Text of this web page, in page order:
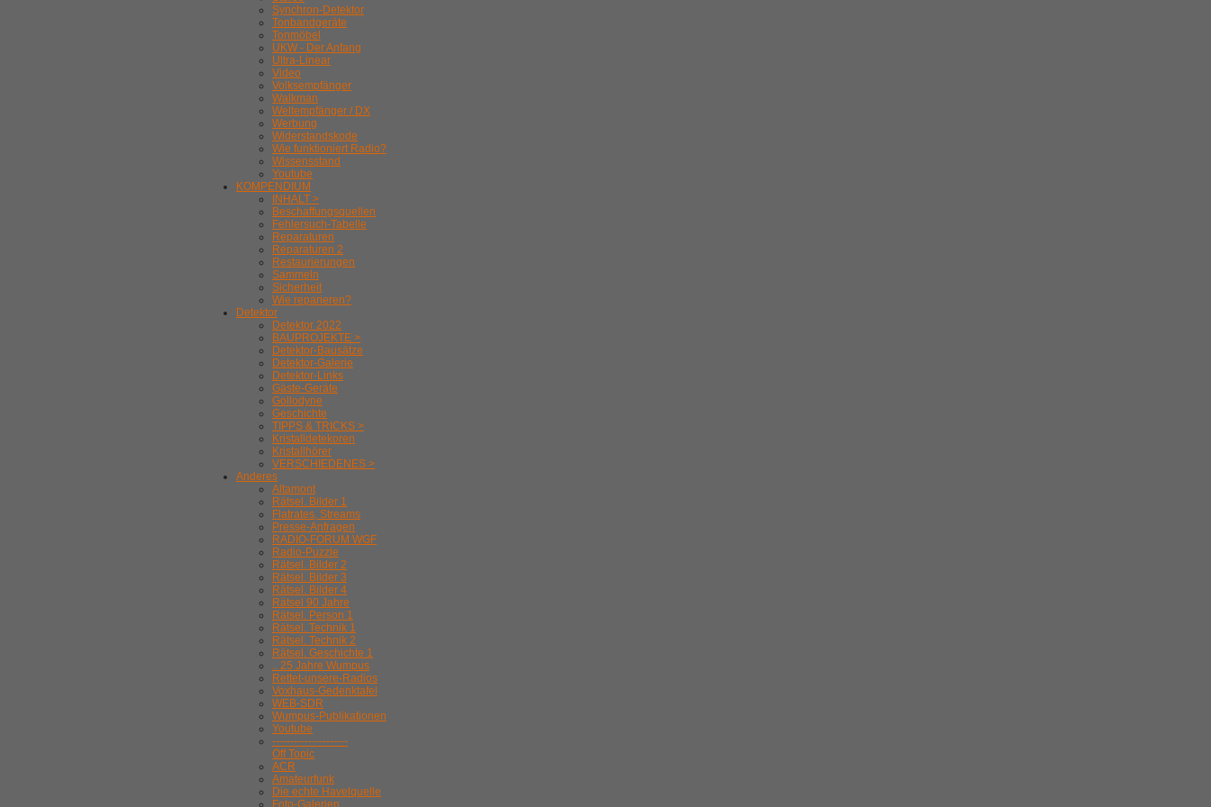
Synchron-Detektor
Tonbandgeräte
Tonmöbel
UKW - Der Anfang
Ultra-Linear
Video
Volksempfänger
Walkman
Weltempfänger / DX
Werbung
Widerstandskode
Wie funktioniert Radio?
Wissensstand
Youtube
KOMPENDIUM
INHALT >
Beschaffungsquellen
Fehlersuch-Tabelle
Reparaturen
Reparaturen 2
Restaurierungen
Sammeln
Sicherheit
Wie reparieren?
Detektor
Detektor 2022
BAUPROJEKTE >
Detektor-Bausätze
Detektor-Galerie
Detektor-Links
Gäste-Geräte
Gollodyne
Geschichte
TIPPS & TRICKS >
Kristalldetekoren
Kristallhörer
VERSCHIEDENES >
Anderes
Altamont
Rätsel. Bilder 1
Flatrates, Streams
Presse-Anfragen
RADIO-FORUM WGF
Radio-Puzzle
Rätsel. Bilder 2
Rätsel. Bilder 3
Rätsel. Bilder 4
Rätsel 90 Jahre
Rätsel. Person 1
Rätsel. Technik 1
Rätsel. Technik 2
Rätsel. Geschichte 1
.. 25 Jahre Wumpus
Rettet-unsere-Radios
Voxhaus-Gedenktafel
WEB-SDR
Wumpus-Publikationen
Youtube
---------------------
Off Topic
ACR
Amateurfunk
Die echte Havelquelle
Foto-Galerien